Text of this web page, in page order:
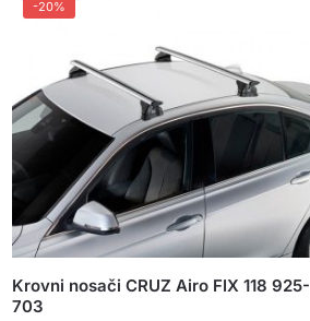
-20%
Krovni nosači CRUZ Airo FIX 118 925-
703